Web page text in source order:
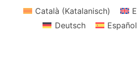
Català (Katalanisch)
Deutsch
Español